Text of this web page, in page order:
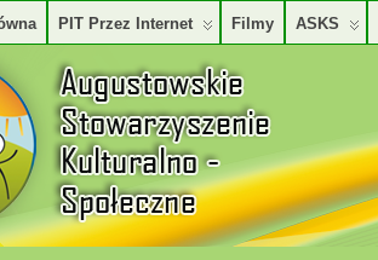
PIT Przez Internet Filmy ASKS
KULTURALNO – SPOŁECZNE